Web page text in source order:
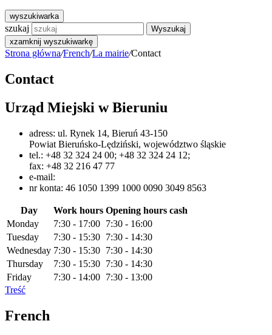
wyszukiwarka
szukaj
Wyszukaj
xzamknij wyszukiwarkę
Strona główna/French/La mairie/Contact
Contact
Urząd Miejski w Bieruniu
adress: ul. Rynek 14, Bieruń 43-150
Powiat Bieruńsko-Lędziński, województwo śląskie
tel.: +48 32 324 24 00; +48 32 324 24 12;
fax: +48 32 216 47 77
e-mail:
nr konta: 46 1050 1399 1000 0090 3049 8563
Day Work hours Opening hours cash
Monday
7:30 - 17:00 7:30 - 16:00
Tuesday
7:30 - 15:30 7:30 - 14:30
Wednesday 7:30 - 15:30 7:30 - 14:30
Thursday
7:30 - 15:30 7:30 - 14:30
Friday
7:30 - 14:00 7:30 - 13:00
Treść
French